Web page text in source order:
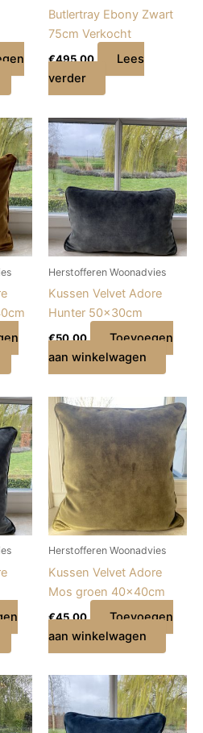
Butlertray Ebony Zwart
75cm Verkocht
€495,00
Lees
verder
Herstofferen Woonadvies
Kussen Velvet Adore
Hunter 50x30cm
€50,00
Toevoegen
aan winkelwagen
Herstofferen Woonadvies
Kussen Velvet Adore
Mos groen 40x40cm
€45,00
Toevoegen
aan winkelwagen